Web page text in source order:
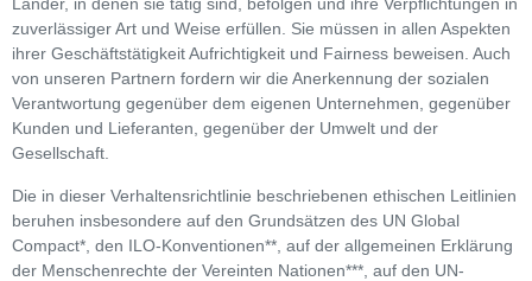
Länder, in denen sie tätig sind, befolgen und ihre Verpflichtungen in
zuverlässiger Art und Weise erfüllen. Sie müssen in allen Aspekten
ihrer Geschäftstätigkeit Aufrichtigkeit und Fairness beweisen. Auch
von unseren Partnern fordern wir die Anerkennung der sozialen
Verantwortung gegenüber dem eigenen Unternehmen, gegenüber
Kunden und Lieferanten, gegenüber der Umwelt und der
Gesellschaft.
Die in dieser Verhaltensrichtlinie beschriebenen ethischen Leitlinien
beruhen insbesondere auf den Grundsätzen des UN Global
Compact*, den ILO-Konventionen**, auf der allgemeinen Erklärung
der Menschenrechte der Vereinten Nationen***, auf den UN-